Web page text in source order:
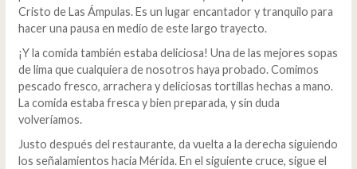
Cristo de Las Ámpulas. Es un lugar encantador y tranquilo para
hacer una pausa en medio de este largo trayecto.
¡Y la comida también estaba deliciosa! Una de las mejores sopas
de lima que cualquiera de nosotros haya probado. Comimos
pescado fresco, arrachera y deliciosas tortillas hechas a mano.
La comida estaba fresca y bien preparada, y sin duda
volveríamos.
Justo después del restaurante, da vuelta a la derecha siguiendo
los señalamientos hacia Mérida. En el siguiente cruce, sigue el